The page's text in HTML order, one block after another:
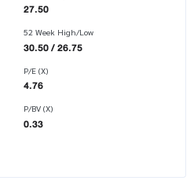
27.50
52 Week High/Low
30.50 / 26.75
P/E (X)
4.76
P/BV (X)
0.33